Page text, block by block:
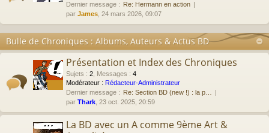
Dernier message : Re: Hermann en action
par James , 24 mars 2026, 09:07
Bulle de Chroniques : Albums, Auteurs & Actus BD
Présentation et Index des Chroniques
Sujets : 2 Messages : 4
Modérateur : Rédacteur-Administrateur
Dernier message : Re: Section BD (new !) : la p…
par Thark , 23 oct. 2025, 20:59
La BD avec un A comme 9ème Art &